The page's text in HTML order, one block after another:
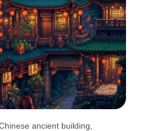
ancient building,